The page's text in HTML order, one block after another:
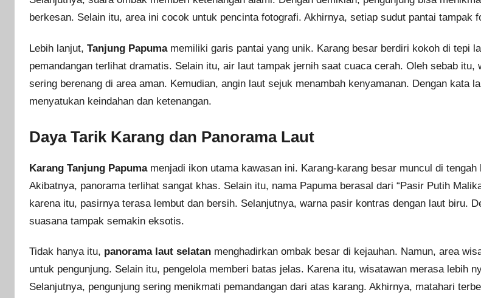
berkesan. Selain itu, area ini cocok untuk pencinta fotografi. Akhirnya, setiap sudut pantai tampak
Lebih lanjut, Tanjung Papumamemiliki garis pantai yang unik. Karang besar berdiri kokoh di tepi
pemandangan terlihat dramatis. Selain itu, air laut tampak jernih saat cuaca cerah. Oleh sebab itu,
sering berenang di area aman. Kemudian, angin laut sejuk menambah kenyamanan. Dengan kata
menyatukan keindahan dan ketenangan.
Daya Tarik Karang dan Panorama Laut
Karang Tanjung Papumamenjadi ikon utama kawasan ini. Karang-karang besar muncul di tengah
Akibatnya, panorama terlihat sangat khas. Selain itu, nama Papuma berasal dari “Pasir Putih
karena itu, pasirnya terasa lembut dan bersih. Selanjutnya, warna pasir kontras dengan laut biru.
suasana tampak semakin eksotis.
Tidak hanya itu, panorama laut selatan menghadirkan ombak besar di kejauhan. Namun, area
untuk pengunjung. Selain itu, pengelola memberi batas jelas. Karena itu, wisatawan merasa lebih
Selanjutnya, pengunjung sering menikmati pemandangan dari atas karang. Akhirnya, matahari